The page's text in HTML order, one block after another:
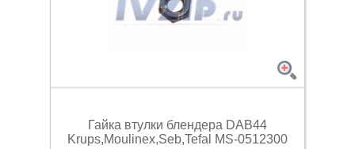
Гайка втулки блендера DAB44
Krups,Moulinex,Seb,Tefal MS-0512300